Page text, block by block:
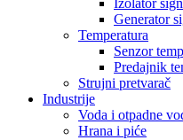
Izolator
Generator
Temperatura
Senzor
Predajnik
Strujni pretvarač
Industrije
Voda i otpadne
Hrana i piće